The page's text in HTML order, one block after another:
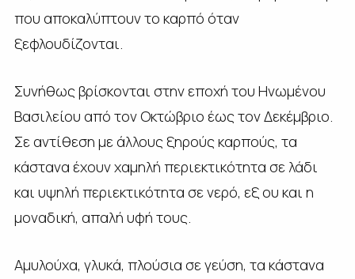
που αποκαλύπτουν το καρπό όταν
ξεφλουδίζονται.
Συνήθως βρίσκονται στην εποχή του Ηνωμένου
Βασιλείου από τον Οκτώβριο έως τον Δεκέμβριο.
Σε αντίθεση με άλλους ξηρούς καρπούς, τα
κάστανα έχουν χαμηλή περιεκτικότητα σε λάδι
και υψηλή περιεκτικότητα σε νερό, εξ ου και η
μοναδική, απαλή υφή τους.
Αμυλούχα, γλυκά, πλούσια σε γεύση, τα κάστανα